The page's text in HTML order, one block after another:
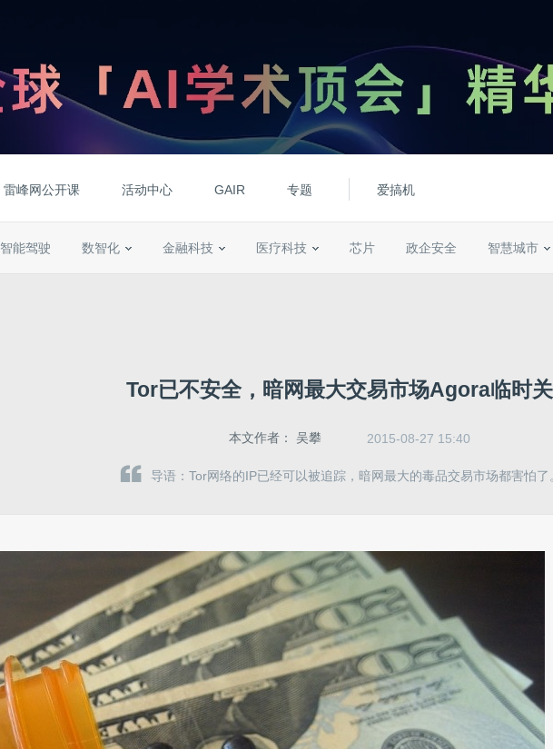
雷峰网公开课 活动中心 GAIR 专题 爱搞机
智能驾驶 数智化 金融科技 医疗科技 芯片 政企安全 智慧城市
Tor已不安全，暗网最大交易市场Agora临时
本文作者： 吴攀 2015-08-27 15:40
导语：Tor网络的IP已经可以被追踪，暗网最大的毒品交易市场都害怕了